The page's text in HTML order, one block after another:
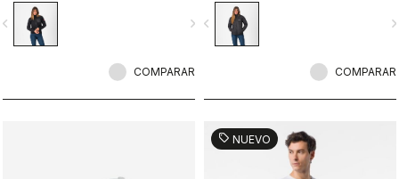
otras prendas.
navigate_next
COMPARAR
ciclismo y recuperación.
navigate_before
COMPARAR
sell NUEVO